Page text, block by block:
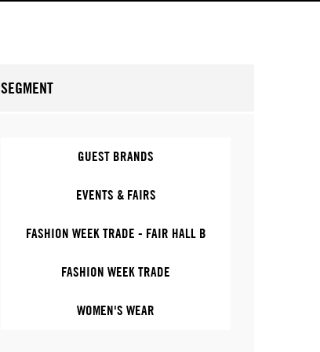
SEGMENT
GUEST BRANDS
EVENTS & FAIRS
FASHION WEEK TRADE - FAIR HALL B
FASHION WEEK TRADE
WOMEN'S WEAR